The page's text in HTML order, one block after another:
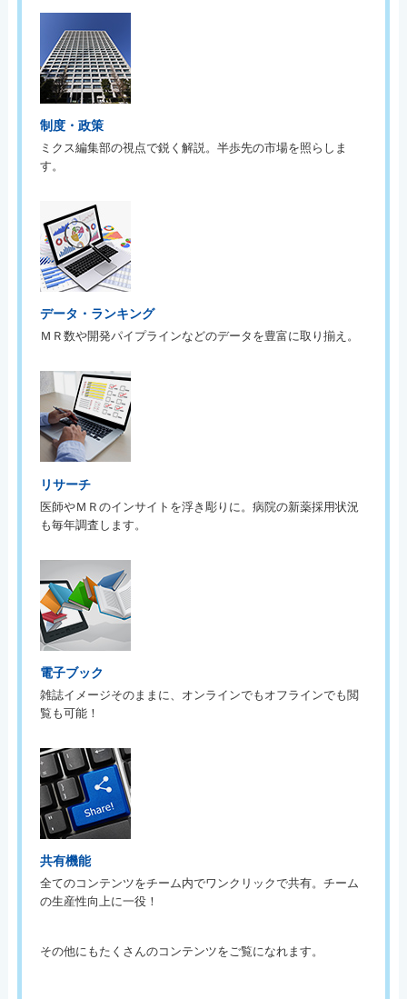
制度・政策
ミクス編集部の視点で鋭く解説。半歩先の市場を照らしま
す。
データ・ランキング
ＭＲ数や開発パイプラインなどのデータを豊富に取り揃え。
リサーチ
医師やＭＲのインサイトを浮き彫りに。病院の新薬採用状況
も毎年調査します。
電子ブック
雑誌イメージそのままに、オンラインでもオフラインでも閲
覧も可能！
共有機能
全てのコンテンツをチーム内でワンクリックで共有。チーム
の生産性向上に一役！
その他にもたくさんのコンテンツをご覧になれます。